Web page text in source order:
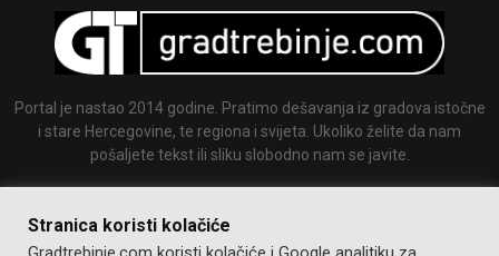
Portal je nastao 2014 godine. Pratimo dešavanja iz gradova istočne
i stare Hercegovine, te regiona i svijeta. Ukoliko želite da nam
pošaljete tekst ili sliku slobodno nam se javite.
Stranica koristi kolačiće